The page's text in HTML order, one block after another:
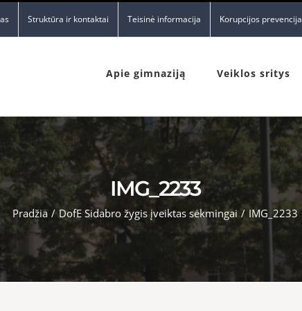
Struktūra ir kontaktai Teisinė informacija Korupcijos prevencija
Apie gimnaziją Veiklos sritys
IMG_2233
Pradžia / DofE Sidabro žygis įveiktas sėkmingai / IMG_2233